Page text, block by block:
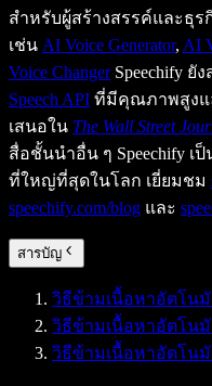
สำหรับผู้สร้างสรรค์และธุร
เช่น AI Voice Generator, AI
Voice ChangerSpeechify
Speech API ที่มีคุณภาพสูงแ
เสนอใน The Wall Street
สื่อชั้นนำอื่น ๆ Speechify เ
ที่ใหญ่ที่สุดในโลก เยี่ยมชม
speechify.com/blog และ
สารบัญ
วิธีข้ามเนื้อหาอัตโนมั
วิธีข้ามเนื้อหาอัตโนมั
วิธีข้ามเนื้อหาอัตโนมั